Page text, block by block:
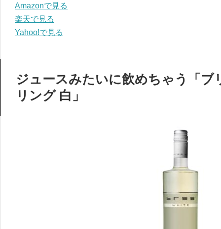
Amazonで見る
楽天で見る
Yahoo!で見る
ジュースみたいに飲めちゃう「
リング 白」